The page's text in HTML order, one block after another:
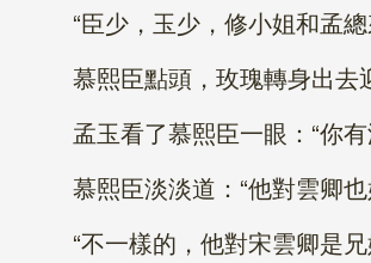
“臣少，玉少，修小姐和孟總
慕熙臣點頭，玫瑰轉身出去
孟玉看了慕熙臣一眼：“你有
慕熙臣淡淡道：“他對雲卿也
“不一樣的，他對宋雲卿是兄